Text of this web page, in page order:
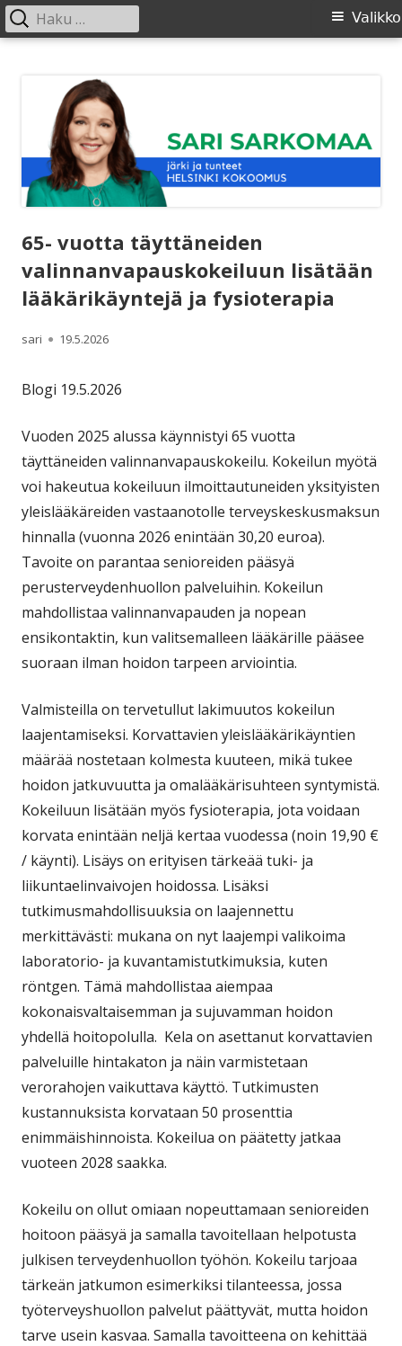
Ensisijainen
Valikko
Haku:
65- vuotta täyttäneiden
valinnanvapauskokeiluun lisätään
lääkärikäyntejä ja fysioterapia
Kirjoittaja
sari Julkaistu
19.5.2026
Blogi 19.5.2026
Vuoden 2025 alussa käynnistyi 65 vuotta
täyttäneiden valinnanvapauskokeilu. Kokeilun myötä
voi hakeutua kokeiluun ilmoittautuneiden yksityisten
yleislääkäreiden vastaanotolle terveyskeskusmaksun
hinnalla (vuonna 2026 enintään 30,20 euroa).
Tavoite on parantaa senioreiden pääsyä
perusterveydenhuollon palveluihin. Kokeilun
mahdollistaa valinnanvapauden ja nopean
ensikontaktin, kun valitsemalleen lääkärille pääsee
suoraan ilman hoidon tarpeen arviointia.
Valmisteilla on tervetullut lakimuutos kokeilun
laajentamiseksi. Korvattavien yleislääkärikäyntien
määrää nostetaan kolmesta kuuteen, mikä tukee
hoidon jatkuvuutta ja omalääkärisuhteen syntymistä.
Kokeiluun lisätään myös fysioterapia, jota voidaan
korvata enintään neljä kertaa vuodessa (noin 19,90 €
/ käynti). Lisäys on erityisen tärkeää tuki- ja
liikuntaelinvaivojen hoidossa. Lisäksi
tutkimusmahdollisuuksia on laajennettu
merkittävästi: mukana on nyt laajempi valikoima
laboratorio- ja kuvantamistutkimuksia, kuten
röntgen. Tämä mahdollistaa aiempaa
kokonaisvaltaisemman ja sujuvamman hoidon
yhdellä hoitopolulla. Kela on asettanut korvattavien
palveluille hintakaton ja näin varmistetaan
verorahojen vaikuttava käyttö. Tutkimusten
kustannuksista korvataan 50 prosenttia
enimmäishinnoista. Kokeilua on päätetty jatkaa
vuoteen 2028 saakka.
Kokeilu on ollut omiaan nopeuttamaan senioreiden
hoitoon pääsyä ja samalla tavoitellaan helpotusta
julkisen terveydenhuollon työhön. Kokeilu tarjoaa
tärkeän jatkumon esimerkiksi tilanteessa, jossa
työterveyshuollon palvelut päättyvät, mutta hoidon
tarve usein kasvaa. Samalla tavoitteena on kehittää